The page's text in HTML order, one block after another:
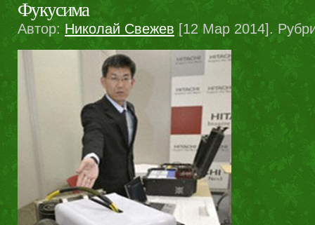
Фукусима
Автор:Николай Свежев [12 Мар 2014].